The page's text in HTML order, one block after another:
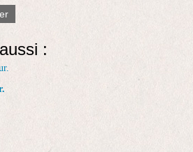
: